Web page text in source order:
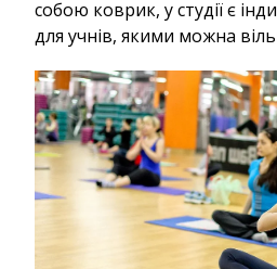
собою коврик, у студії є
для учнів, якими можна